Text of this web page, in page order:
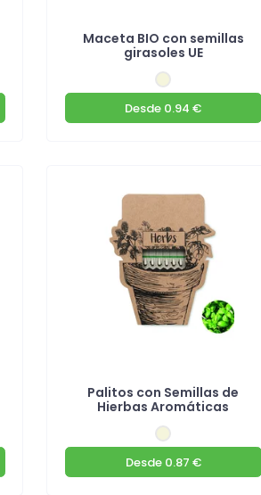
Maceta BIO con semillas
girasoles UE
Desde 0.94 €
Palitos con Semillas de
Hierbas Aromáticas
Desde0.87 €